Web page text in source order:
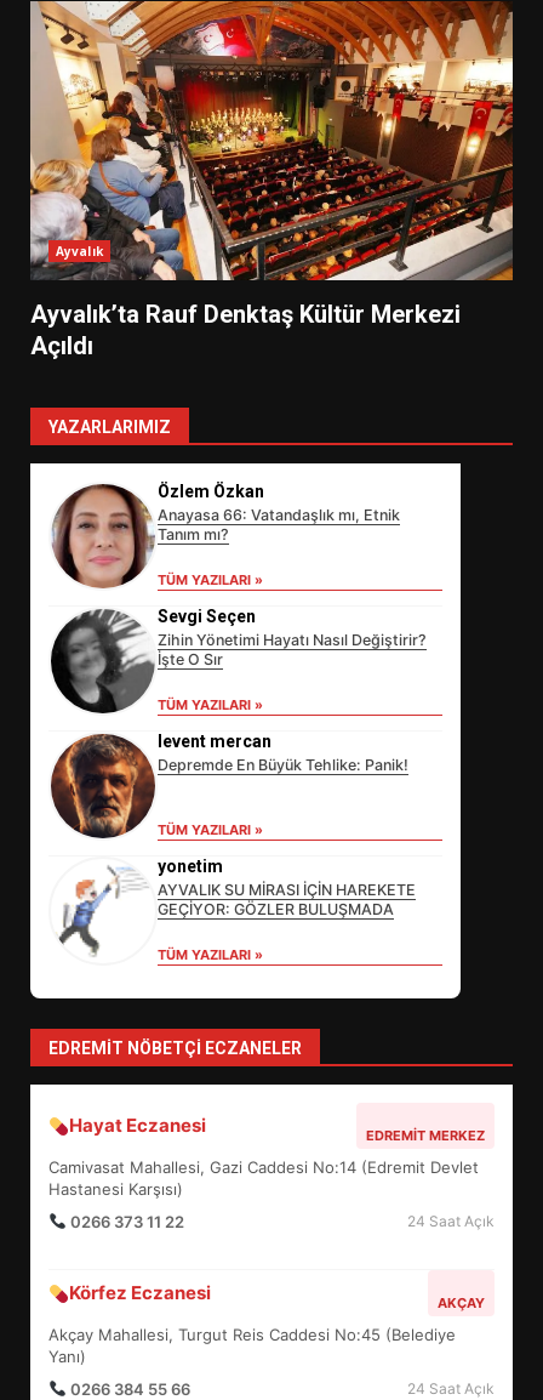
Ayvalık
Ayvalık’ta Rauf Denktaş Kültür Merkezi
Açıldı
YAZARLARIMIZ
Özlem Özkan
Anayasa 66: Vatandaşlık mı, Etnik
Tanım mı?
TÜM YAZILARI »
Sevgi Seçen
Zihin Yönetimi Hayatı Nasıl Değiştirir?
İşte O Sır
TÜM YAZILARI »
levent mercan
Depremde En Büyük Tehlike: Panik!
TÜM YAZILARI »
yonetim
AYVALIK SU MİRASI İÇİN HAREKETE
GEÇİYOR: GÖZLER BULUŞMADA
TÜM YAZILARI »
EDREMIT NÖBETÇI ECZANELER
Hayat Eczanesi EDREMIT MERKEZ
Camivasat Mahallesi, Gazi Caddesi No:14 (Edremit Devlet
Hastanesi Karşısı)
0266 373 11 22
24 Saat Açık
Körfez Eczanesi AKÇAY
Akçay Mahallesi, Turgut Reis Caddesi No:45 (Belediye
Yanı)
0266 384 55 66
24 Saat Açık
SÜRDÜRÜLEBİLİRLİKTE NE
DEĞİŞECEK?
4
5
BALIKESİR MÜZELERİNDE SÜRE
UZATILDI: NE DEĞİŞTİ?
6
TURNUVASI KAYITLARI NEYİ